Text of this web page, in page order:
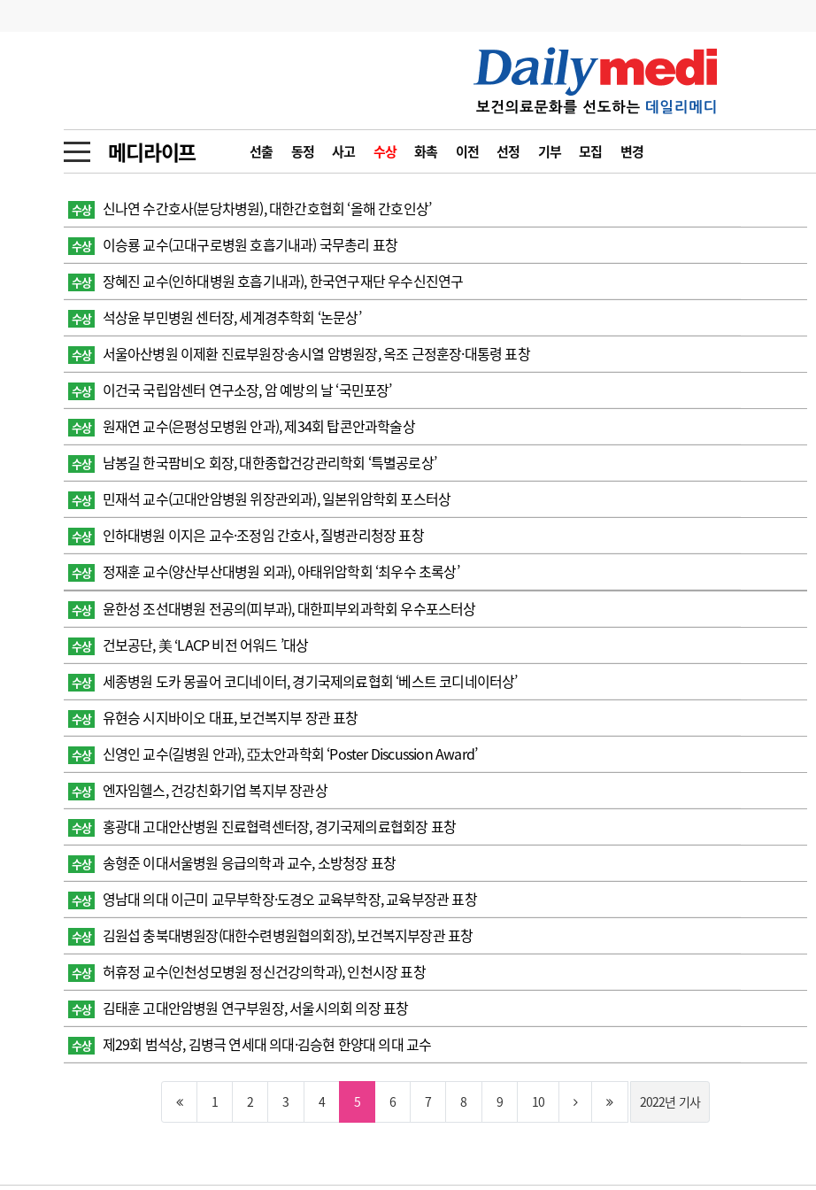
메디라이프 선출 동정 사고 수상 화촉 이전 선정 기부 모집 변경
금주의 검색어
1
의사인력 수급 추계
2
성분명 처방
3
AI의료
4
전공의 모집 결과
5
의사국시 합격률
6
관리급여 실시
사고
수첩
인물 피플
포토뉴스 포토뉴스
메디 Hospital 지역병원 중소병원
인포메이션 행정처분 판례
학회·연수강좌 학회/연수강좌 행사
고객센터 회사소개 법적고지
수상 신나연 수간호사(분당차병원), 대한간호협회 ‘올해 간호인상’
수상 이승룡 교수(고대구로병원 호흡기내과) 국무총리 표창
수상 장혜진 교수(인하대병원 호흡기내과), 한국연구재단 우수신진연구
수상 석상윤 부민병원 센터장, 세계경추학회 ‘논문상’
수상 서울아산병원 이제환 진료부원장·송시열 암병원장, 옥조 근정훈장·대통령 표창
수상 이건국 국립암센터 연구소장, 암 예방의 날 ‘국민포장’
수상 원재연 교수(은평성모병원 안과), 제34회 탑콘안과학술상
수상 남봉길 한국팜비오 회장, 대한종합건강관리학회 ‘특별공로상’
수상 민재석 교수(고대안암병원 위장관외과), 일본위암학회 포스터상
수상 인하대병원 이지은 교수·조정임 간호사, 질병관리청장 표창
수상 정재훈 교수(양산부산대병원 외과), 아태위암학회 ‘최우수 초록상’
수상 윤한성 조선대병원 전공의(피부과), 대한피부외과학회 우수포스터상
수상 건보공단, 美 ‘LACP 비전 어워드 ’대상
수상 세종병원 도카 몽골어 코디네이터, 경기국제의료협회 ‘베스트 코디네이터상’
수상 유현승 시지바이오 대표, 보건복지부 장관 표창
수상 신영인 교수(길병원 안과), 亞太안과학회 ‘Poster Discussion Award’
수상 엔자임헬스, 건강친화기업 복지부 장관상
수상 홍광대 고대안산병원 진료협력센터장, 경기국제의료협회장 표창
수상 송형준 이대서울병원 응급의학과 교수, 소방청장 표창
수상 영남대 의대 이근미 교무부학장·도경오 교육부학장, 교육부장관 표창
수상 김원섭 충북대병원장(대한수련병원협의회장), 보건복지부장관 표창
수상 허휴정 교수(인천성모병원 정신건강의학과), 인천시장 표창
수상 김태훈 고대안암병원 연구부원장, 서울시의회 의장 표창
수상 제29회 범석상, 김병극 연세대 의대·김승현 한양대 의대 교수
1 2 3 4 5 6 7 8 9 10 2022년 기사